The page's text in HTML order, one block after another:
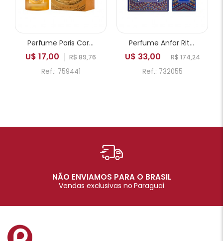
Perfume Paris Corner Emir Mango Punch EDP Unissex 100ml
U$ 17,00 R$ 89,76
Ref.: 759441
Perfume Anfar Rituals of Anfar Chef-D'oeuvre Extrait de Parfum Unissex 80ml
U$ 33,00 R$ 174,24
Ref.: 732055
NÃO ENVIAMOS PARA O BRASIL
Vendas exclusivas no Paraguai